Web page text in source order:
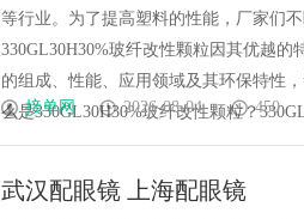
等行业。为了提高塑料的性能，厂家们
330GL30H30%玻纤改性颗粒因其优越
的组成、性能、应用领域及其环保特性
么是330GL30H30%玻纤改性颗粒？
接单网 2026-08-04 450
武汉配眼镜 上海配眼镜